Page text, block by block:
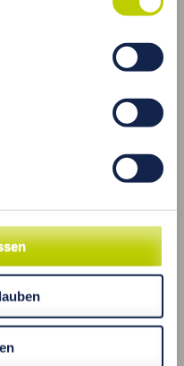
zur Analyse des
Bevor man
sollte man wissen,
wann nicht, und